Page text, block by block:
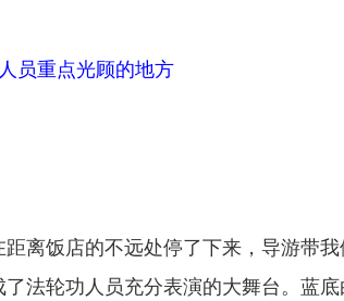
员重点光顾的地方
离饭店的不远处停了下来，导游带我
法轮功人员充分表演的大舞台。蓝底